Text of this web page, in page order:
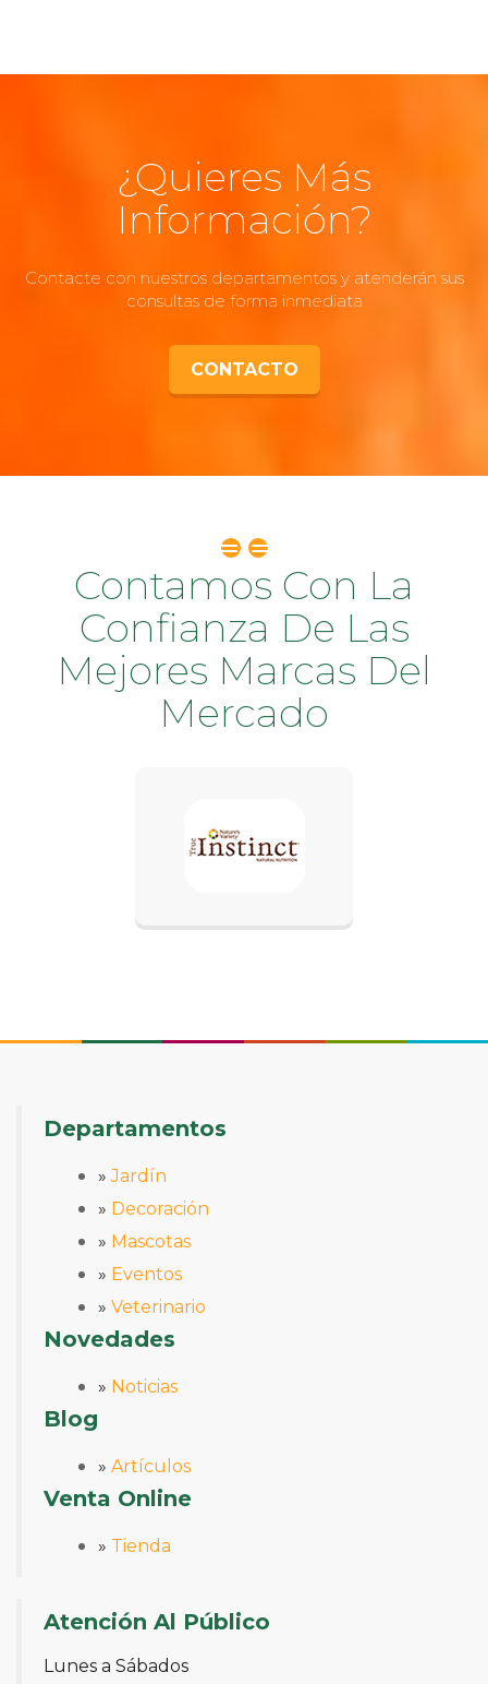
¿Quieres Más
Información?
Contacte con nuestros departamentos y atenderán sus
consultas de forma inmediata
CONTACTO
Contamos Con La
Confianza De Las
Mejores Marcas Del
Mercado
Departamentos
»Jardín
» Decoración
» Mascotas
» Eventos
» Veterinario
Novedades
» Noticias
Blog
» Artículos
Venta Online
» Tienda
Atención Al Público
Lunes a Sábados